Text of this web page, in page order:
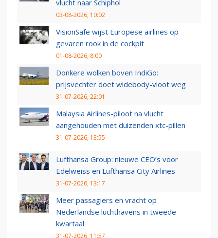
vlucht naar Schiphol
03-08-2026, 10:02
VisionSafe wijst Europese airlines op
gevaren rook in de cockpit
01-08-2026, 8:00
Donkere wolken boven IndiGo:
prijsvechter doet widebody-vloot weg
31-07-2026, 22:01
Malaysia Airlines-piloot na vlucht
aangehouden met duizenden xtc-pillen
31-07-2026, 13:55
Lufthansa Group: nieuwe CEO’s voor
Edelweiss en Lufthansa City Airlines
31-07-2026, 13:17
Meer passagiers en vracht op
Nederlandse luchthavens in tweede
kwartaal
31-07-2026, 11:57